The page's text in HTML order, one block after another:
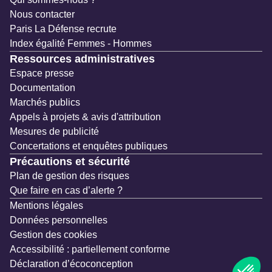
Nous contacter
Paris La Défense recrute
Index égalité Femmes - Hommes
Ressources administratives
Espace presse
Documentation
Marchés publics
Appels à projets & avis d'attribution
Mesures de publicité
Concertations et enquêtes publiques
Précautions et sécurité
Plan de gestion des risques
Que faire en cas d’alerte ?
Mentions légales
Données personnelles
Gestion des cookies
Accessibilité : partiellement conforme
Déclaration d’écoconception